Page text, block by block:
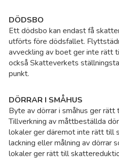
DÖDSBO
Ett dödsbo kan endast få
utförts före dödsfallet.
avveckling av boet ger inte rätt
också Skatteverkets
punkt.
DÖRRAR I SMÅHUS
Byte av dörrar i småhus ger
Tillverkning av måttbeställda
lokaler ger däremot inte rätt till
lackning eller målning av dörrar
lokaler ger rätt till